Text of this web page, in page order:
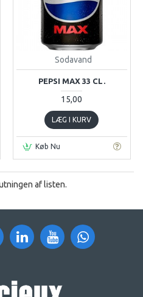
Sodavand
PEPSI MAX 33 CL.
15,00
LÆG I KURV
Køb Nu
af listen.